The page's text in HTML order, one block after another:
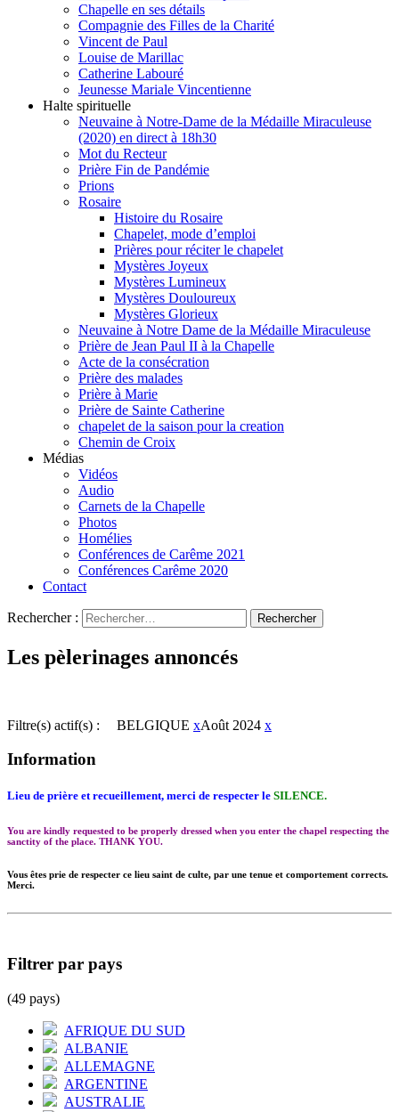
Chapelle en ses détails
Compagnie des Filles de la Charité
Vincent de Paul
Louise de Marillac
Catherine Labouré
Jeunesse Mariale Vincentienne
Halte spirituelle
Neuvaine à Notre-Dame de la Médaille Miraculeuse
(2020) en direct à 18h30
Mot du Recteur
Prière Fin de Pandémie
Prions
Rosaire
Histoire du Rosaire
Chapelet, mode d’emploi
Prières pour réciter le chapelet
Mystères Joyeux
Mystères Lumineux
Mystères Douloureux
Mystères Glorieux
Neuvaine à Notre Dame de la Médaille Miraculeuse
Prière de Jean Paul II à la Chapelle
Acte de la consécration
Prière des malades
Prière à Marie
Prière de Sainte Catherine
chapelet de la saison pour la creation
Chemin de Croix
Médias
Vidéos
Audio
Carnets de la Chapelle
Photos
Homélies
Conférences de Carême 2021
Conférences Carême 2020
Contact
Rechercher :
Les pèlerinages annoncés
Filtre(s) actif(s) : BELGIQUE xAoût 2024 x
Information
Lieu de prière et recueillement, merci de respecter le SILENCE.
You are kindly requested to be properly dressed when you enter the chapel respecting the
sanctity of the place. THANK YOU.
Vous êtes prie de respecter ce lieu saint de culte, par une tenue et comportement corrects.
Merci.
Filtrer par pays
(49 pays)
AFRIQUE DU SUD
ALBANIE
ALLEMAGNE
ARGENTINE
AUSTRALIE